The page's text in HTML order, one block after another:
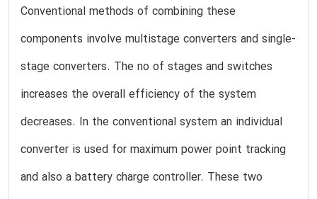
Conventional methods of combining these
components involve multistage converters and single-
stage converters. The no of stages and switches
increases the overall efficiency of the system
decreases. In the conventional system an individual
converter is used for maximum power point tracking
and also a battery charge controller. These two